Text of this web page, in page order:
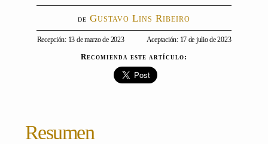
Gustavo Lins Ribeiro
Recepción: 13 de marzo de 2023 Aceptación: 17 de julio de 2023
Recomienda este artículo:
Resumen